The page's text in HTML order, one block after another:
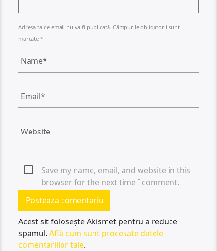
Adresa ta de email nu va fi publicată. Câmpurile obligatorii sunt
marcate *
Save my name, email, and website in this
browser for the next time I comment.
Acest sit folosește Akismet pentru a reduce
spamul.Află cum sunt procesate datele
comentariilor tale.